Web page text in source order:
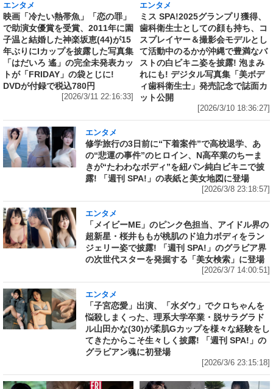
エンタメ
映画「冷たい熱帯魚」「恋の罪」
で助演女優賞を受賞、2011年に園
子温と結婚した神楽坂恵(44)が15
年ぶりにIカップを披露した写真集
「はだいろ 遙」の完全未発表カッ
トが「FRIDAY」の袋とじに!
DVDが付録で税込780円
[2026/3/11 22:16:33]
エンタメ
ミス SPA!2025グランプリ獲得、
歯科衛生士としての顔も持ち、コ
スプレイヤー＆撮影会モデルとし
て活動中のるかが沖縄で豊満なバ
ストの白ビキニ姿を披露! 泡まみ
れにも! デジタル写真集「美ボデ
ィ歯科衛生士」発売記念で誌面カ
ット公開
[2026/3/10 18:36:27]
エンタメ
修学旅行の3日前に“下着案件”で高校退学、あ
の“悲運の事件”のヒロイン、N高卒業のちーま
きが“たわわなボディ”を紐パン純白ビキニで披
露! 「週刊 SPA!」の表紙と美女地図に登場
[2026/3/8 23:18:57]
エンタメ
「メイビーME」のピンク色担当、アイドル界の
超新星・桜井ももが桃肌のド迫力ボディをラン
ジェリー姿で披露! 「週刊 SPA!」のグラビア界
の次世代スターを発掘する「美女検索」に登場
[2026/3/7 14:00:51]
エンタメ
「子宮恋愛」出演、「水ダウ」でクロちゃんを
悩殺しまくった、理系大学卒業・脱サラグラド
ル山田かな(30)が柔肌Gカップを様々な経験をし
てきたからこそ生々しく披露! 「週刊 SPA!」の
グラビアン魂に初登場
[2026/3/6 23:15:18]